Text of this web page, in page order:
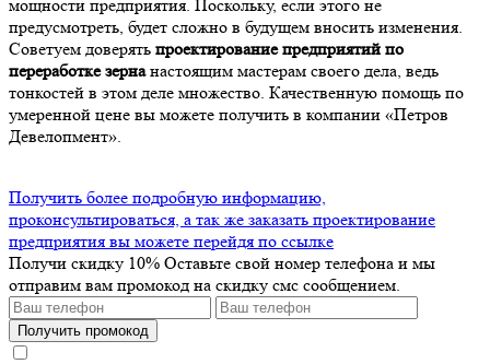
мощности предприятия. Поскольку, если этого не
предусмотреть, будет сложно в будущем вносить изменения.
Советуем доверять проектирование предприятий по
переработке зернанастоящим мастерам своего дела, ведь
тонкостей в этом деле множество. Качественную помощь по
умеренной цене вы можете получить в компании «Петров
Девелопмент».
Получить более подробную информацию,
проконсультироваться, а так же заказать проектирование
предприятия вы можете перейдя по ссылке
Получи скидку 10% Оставьте свой номер телефона и мы
отправим вам промокод на скидку смс сообщением.
Получить промокод